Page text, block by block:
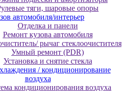
тяги, шаровые опоры
автомобиля/интерьер
Отделка и панели
Ремонт кузова автомобиля
рычаг стеклоочистителя
Умный ремонт (PDR)
Установка и снятие стекла
/ кондиционирование
воздуха
кондиционирования воздуха